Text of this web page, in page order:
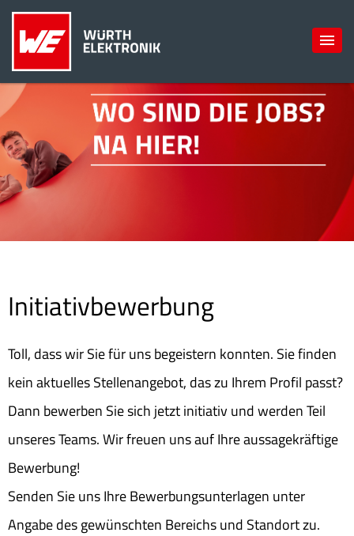
Initiativbewerbung
Toll, dass wir Sie für uns begeistern konnten. Sie finden
kein aktuelles Stellenangebot, das zu Ihrem Profil passt?
Dann bewerben Sie sich jetzt initiativ und werden Teil
unseres Teams. Wir freuen uns auf Ihre aussagekräftige
Bewerbung!
Senden Sie uns Ihre Bewerbungsunterlagen unter
Angabe des gewünschten Bereichs und Standort zu.